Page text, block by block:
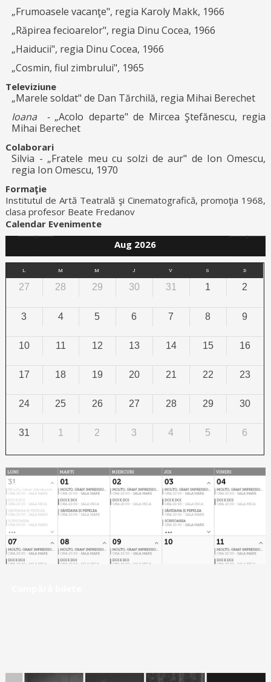
„Frumoasele vacanţe", regia Karoly Makk, 1966
„Răpirea fecioarelor", regia Dinu Cocea, 1966
„Haiducii", regia Dinu Cocea, 1966
„Cosmin, fiul zimbrului", 1965
Televiziune
„Marele soldat" de Dan Tărchilă, regia Mihai Berechet
Ioana -„Acolo departe" de Mircea Ştefănescu, regia
Mihai Berechet
Colaborari
Silvia - „Fratele meu cu solzi de aur" de Ion Omescu,
regia Ion Omescu, 1970
Formaţie
Institutul de Artă Teatrală şi Cinematografică, promoţia 1968,
clasa profesor Beate Fredanov
Calendar Evenimente
Aug 2026
L M M J V S D
27 28 29 30 31 1 2
3 4 5 6 7 8 9
10 11 12 13 14 15 16
17 18 19 20 21 22 23
24 25 26 27 28 29 30
31 1 2 3 4 5 6
Calendar